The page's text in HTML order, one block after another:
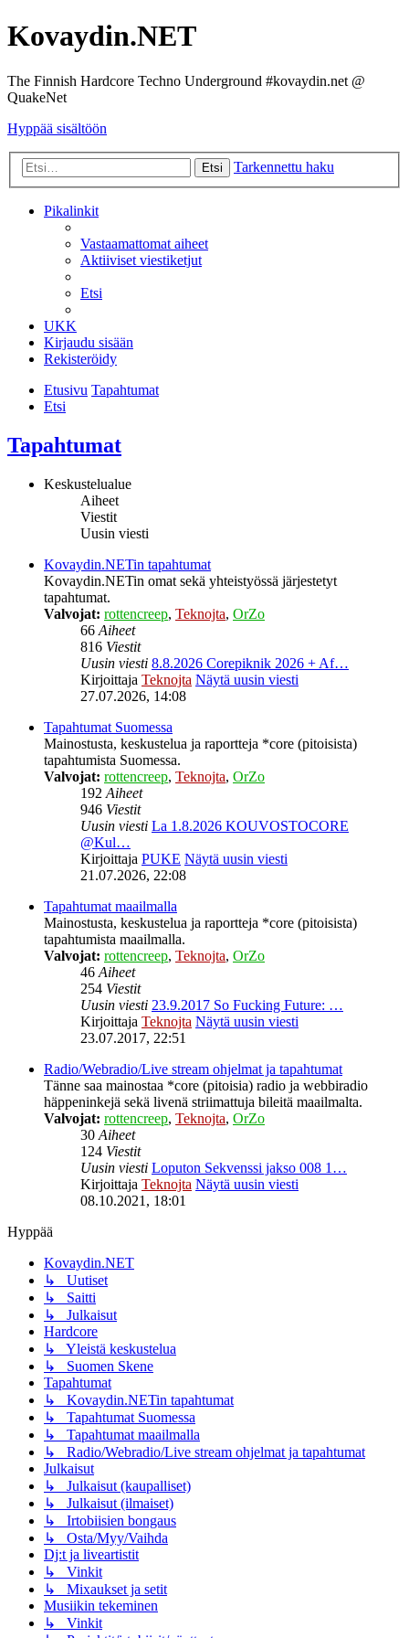
Kovaydin.NET
The Finnish Hardcore Techno Underground #kovaydin.net @
QuakeNet
Hyppää sisältöön
Etsi Tarkennettu haku
Pikalinkit
Vastaamattomat aiheet
Aktiiviset viestiketjut
Etsi
UKK
Kirjaudu sisään
Rekisteröidy
Etusivu Tapahtumat
Etsi
Tapahtumat
Keskustelualue
Aiheet
Viestit
Uusin viesti
Kovaydin.NETin tapahtumat
Kovaydin.NETin omat sekä yhteistyössä järjestetyt
tapahtumat.
Valvojat: rottencreep, Teknojta, OrZo
66 Aiheet
816 Viestit
Uusin viesti 8.8.2026 Corepiknik 2026 + Af…
Kirjoittaja Teknojta Näytä uusin viesti
27.07.2026, 14:08
Tapahtumat Suomessa
Mainostusta, keskustelua ja raportteja *core (pitoisista)
tapahtumista Suomessa.
Valvojat: rottencreep, Teknojta, OrZo
192 Aiheet
946 Viestit
Uusin viesti La 1.8.2026 KOUVOSTOCORE
@Kul…
Kirjoittaja PUKE Näytä uusin viesti
21.07.2026, 22:08
Tapahtumat maailmalla
Mainostusta, keskustelua ja raportteja *core (pitoisista)
tapahtumista maailmalla.
Valvojat: rottencreep, Teknojta, OrZo
46 Aiheet
254 Viestit
Uusin viesti 23.9.2017 So Fucking Future: …
Kirjoittaja Teknojta Näytä uusin viesti
23.07.2017, 22:51
Radio/Webradio/Live stream ohjelmat ja tapahtumat
Tänne saa mainostaa *core (pitoisia) radio ja webbiradio
häppeninkejä sekä livenä striimattuja bileitä maailmalta.
Valvojat: rottencreep, Teknojta, OrZo
30 Aiheet
124 Viestit
Uusin viesti Loputon Sekvenssi jakso 008 1…
Kirjoittaja Teknojta Näytä uusin viesti
08.10.2021, 18:01
Hyppää
Kovaydin.NET
↳ Uutiset
↳ Saitti
↳ Julkaisut
Hardcore
↳ Yleistä keskustelua
↳ Suomen Skene
Tapahtumat
↳ Kovaydin.NETin tapahtumat
↳ Tapahtumat Suomessa
↳ Tapahtumat maailmalla
↳ Radio/Webradio/Live stream ohjelmat ja tapahtumat
Julkaisut
↳ Julkaisut (kaupalliset)
↳ Julkaisut (ilmaiset)
↳ Irtobiisien bongaus
↳ Osta/Myy/Vaihda
Dj:t ja liveartistit
↳ Vinkit
↳ Mixaukset ja setit
Musiikin tekeminen
↳ Vinkit